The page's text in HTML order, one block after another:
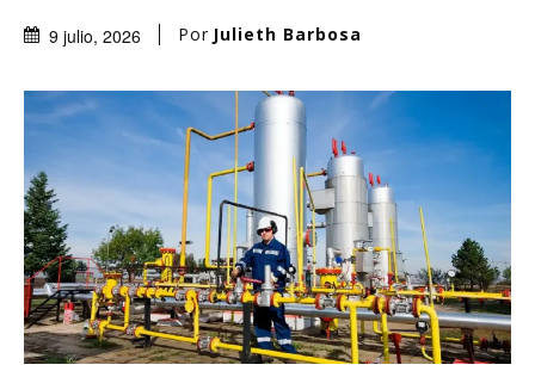
9 julio, 2026 Por Julieth Barbosa